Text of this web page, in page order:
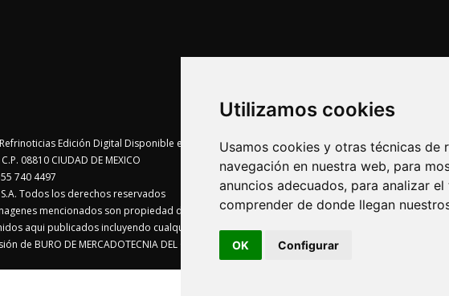
Utilizamos cookies
Usamos cookies y otras técnicas de
navegación en nuestra web, para
anuncios adecuados, para analizar
comprender de donde llegan
OK Configurar
08810 CIUDAD DE MEXICO
740 4497
S.A. Todos los derechos reservados
mencionados son propiedad de sus respectivos dueños
aqui publicados incluyendo cualquier medio electrónico o magnético
de BURO DE MERCADOTECNIA DEL CENTRO, S.A.